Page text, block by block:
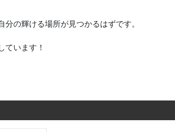
の輝ける場所が見つかるはずです。
ています！